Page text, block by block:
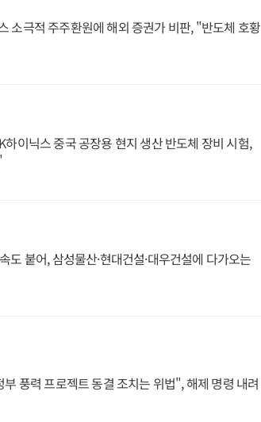
소극적 주주환원에 해외 증권가 비판, "반도체 호황
이닉스 중국 공장용 현지 생산 반도체 장비 시험,
도 붙어, 삼성물산·현대건설·대우건설에 다가오는
풍력 프로젝트 동결 조치는 위법", 해제 명령 내려